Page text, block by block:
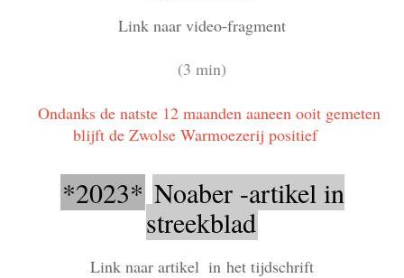
Link naar video-fragment
(3 min)
Ondanks de natste 12 maanden aaneen ooit gemeten
blijft de Zwolse Warmoezerij positief
*2023* Noaber -artikel in
streekblad
Link naar artikel in het tijdschrift